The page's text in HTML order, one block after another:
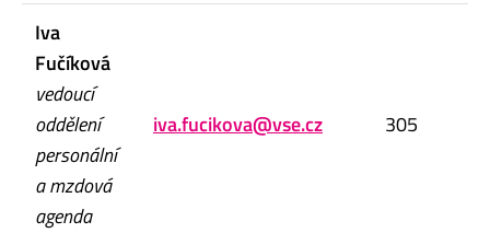
Iva
Fučíková
vedoucí
oddělení
personální
a mzdová
agenda
iva.fucikova@vse.cz 305